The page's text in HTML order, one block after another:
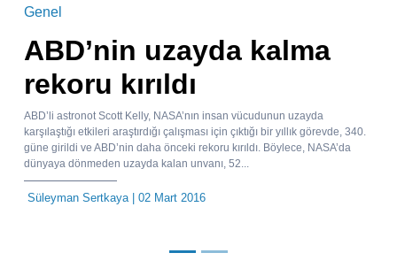
Genel
ABD’nin uzayda kalma
rekoru kırıldı
ABD’li astronot Scott Kelly, NASA’nın insan vücudunun uzayda
karşılaştığı etkileri araştırdığı çalışması için çıktığı bir yıllık görevde, 340.
güne girildi ve ABD’nin daha önceki rekoru kırıldı. Böylece, NASA’da
dünyaya dönmeden uzayda kalan unvanı, 52...
Süleyman Sertkaya | 02 Mart 2016